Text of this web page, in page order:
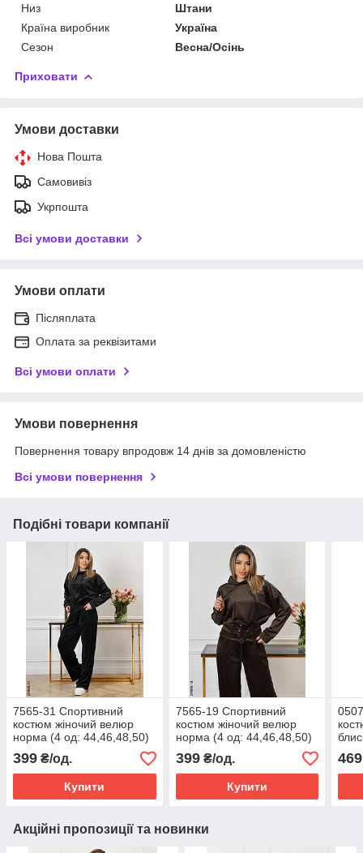
Низ
Штани
Країна виробник
Україна
Сезон
Весна/Осінь
Приховати
Умови доставки
Нова Пошта
Самовивіз
Укрпошта
Всі умови доставки
Умови оплати
Післяплата
Оплата за реквізитами
Всі умови оплати
Умови повернення
Повернення товару впродовж 14 днів за домовленістю
Всі умови повернення
Подібні товари компанії
7565-31 Спортивний
костюм жіночий велюр
норма (4 од: 44,46,48,50)
399 ₴/од.
Купити
7565-19 Спортивний
костюм жіночий велюр
норма (4 од: 44,46,48,50)
399₴/од.
Купити
од:
469
Акційні пропозиції та новинки